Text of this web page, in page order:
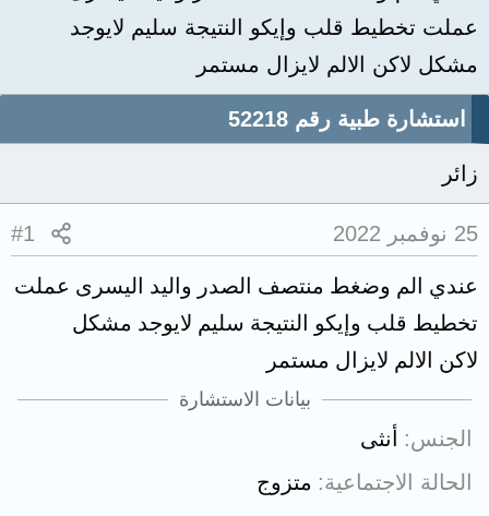
عملت تخطيط قلب وإيكو النتيجة سليم لايوجد
مشكل لاكن الالم لايزال مستمر
استشارة طبية رقم 52218
زائر
25 نوفمبر 2022 #1
عندي الم وضغط منتصف الصدر واليد اليسرى عملت
تخطيط قلب وإيكو النتيجة سليم لايوجد مشكل
لاكن الالم لايزال مستمر
بيانات الاستشارة
الجنس
أنثى
الحالة الاجتماعية
متزوج